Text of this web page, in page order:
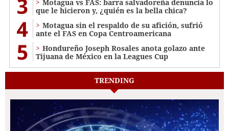
3
Motagua vs FAS: barra salvadoreña denuncia lo
que le hicieron y, ¿quién es la bella chica?
4
Motagua sin el respaldo de su afición, sufrió
ante el FAS en Copa Centroamericana
5
Hondureño Joseph Rosales anota golazo ante
Tijuana de México en la Leagues Cup
TRENDING